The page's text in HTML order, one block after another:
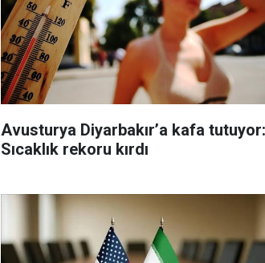
Avusturya Diyarbakır’a kafa tutuyor:
Sıcaklık rekoru kırdı